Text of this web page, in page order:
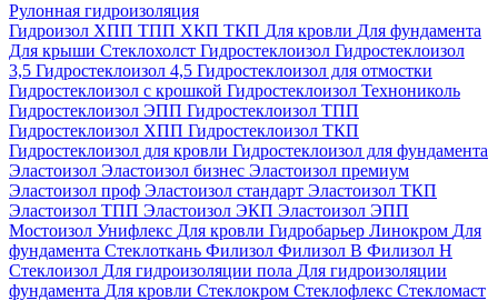
Рулонная гидроизоляция
Гидроизол ХПП ТПП ХКП ТКП Для кровли Для фундамента
Для крыши Стеклохолст Гидростеклоизол Гидростеклоизол
3,5 Гидростеклоизол 4,5 Гидростеклоизол для отмостки
Гидростеклоизол с крошкой Гидростеклоизол Технониколь
Гидростеклоизол ЭПП Гидростеклоизол ТПП
Гидростеклоизол ХПП Гидростеклоизол ТКП
Гидростеклоизол для кровли Гидростеклоизол для фундамента
Эластоизол Эластоизол бизнес Эластоизол премиум
Эластоизол проф Эластоизол стандарт Эластоизол ТКП
Эластоизол ТПП Эластоизол ЭКП Эластоизол ЭПП
Мостоизол Унифлекс Для кровли Гидробарьер Линокром Для
фундамента Стеклоткань Филизол Филизол В Филизол Н
Стеклоизол Для гидроизоляции пола Для гидроизоляции
фундамента Для кровли Стеклокром Стеклофлекс Стекломаст